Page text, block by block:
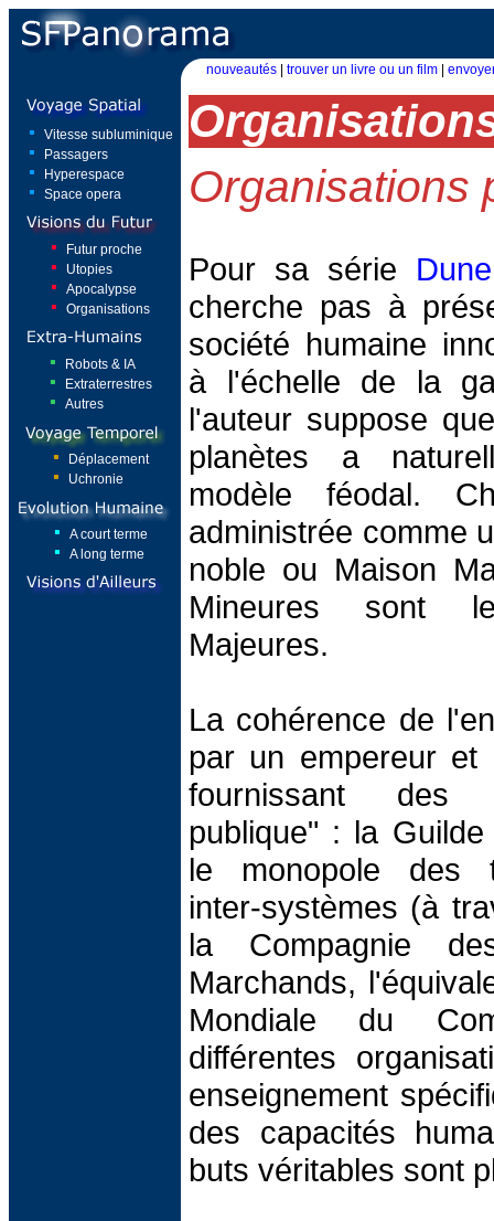
nouveautés trouver un livre ou un film
Vitesse subluminique
Passagers
Hyperespace
Space opera
Futur proche
Utopies
Apocalypse
Organisations
Robots & IA
Extraterrestres
Autres
Déplacement
Uchronie
A court terme
A long terme
Organisations
Pour sa série Dune
cherche pas à
société humaine
à l'échelle de la
l'auteur suppose
planètes a
modèle féodal.
administrée comme
noble ou Maison
Mineures sont
Majeures.
La cohérence de
par un empereur et
fournissant des
publique" : la
le monopole des
inter-systèmes (à
la Compagnie
Marchands,
Mondiale du
différentes
enseignement
des capacités
buts véritables sont